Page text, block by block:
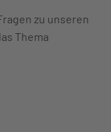
zu unseren
Thema